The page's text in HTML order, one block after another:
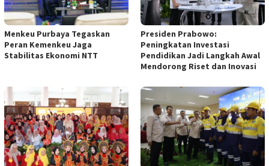
Menkeu Purbaya Tegaskan
Peran Kemenkeu Jaga
Stabilitas Ekonomi NTT
Presiden Prabowo:
Peningkatan Investasi
Pendidikan Jadi Langkah Awal
Mendorong Riset dan Inovasi